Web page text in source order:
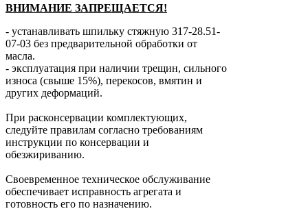
ВНИМАНИЕ ЗАПРЕЩАЕТСЯ!
- устанавливать шпильку стяжную 317-28.51-
07-03 без предварительной обработки от
масла.
- эксплуатация при наличии трещин, сильного
износа (свыше 15%), перекосов, вмятин и
других деформаций.
При расконсервации комплектующих,
следуйте правилам согласно требованиям
инструкции по консервации и
обезжириванию.
Своевременное техническое обслуживание
обеспечивает исправность агрегата и
готовность его по назначению.